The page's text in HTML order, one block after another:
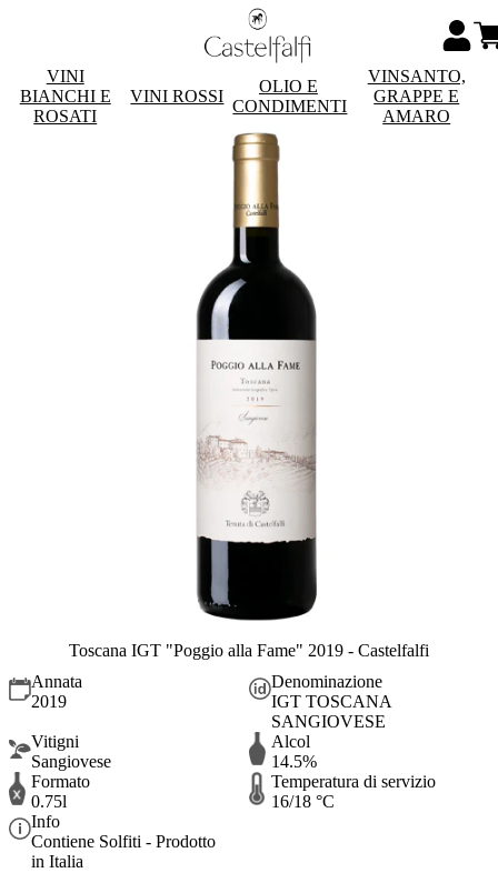
VINI
BIANCHI E
ROSATI
VINI ROSSI
OLIO E
CONDIMENTI
VINSANTO,
GRAPPE E
AMARO
Toscana IGT "Poggio alla Fame" 2019 - Castelfalfi
Annata
2019
Denominazione
IGT TOSCANA
SANGIOVESE
Vitigni
Sangiovese
Alcol
14.5%
Formato
0.75l
Temperatura di servizio
16/18 °C
Info
Contiene Solfiti - Prodotto
in Italia